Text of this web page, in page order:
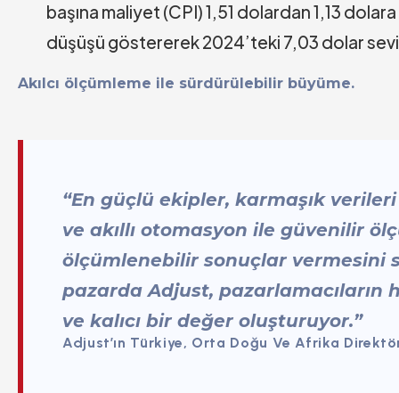
başına maliyet (CPI) 1,51 dolardan 1,13
düşüşü göstererek 2024’teki 7,03 dolar
Akılcı ölçümleme ile sürdürülebilir büyüme.
“En güçlü ekipler, karmaşık
ve akıllı otomasyon ile güvenilir
ölçümlenebilir sonuçlar vermesini
pazarda Adjust, pazarlamacıların
ve kalıcı bir değer oluşturuyor.”
Adjust’ın Türkiye, Orta Doğu Ve Afrika